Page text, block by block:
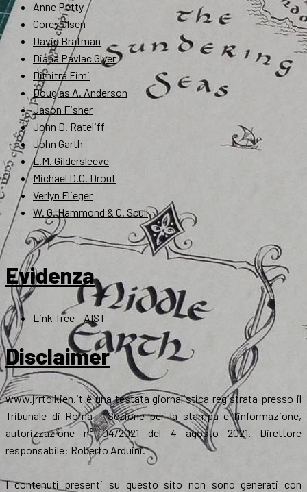
Anne Petty
Corey Olsen
David Bratman
Diana Pavlac Glyer
Dimitra Fimi
Douglas A. Anderson
Jason Fisher
John D. Rateliff
John Garth
L.M. Gildersleeve
Michael D.C. Drout
Verlyn Flieger
W. G. Hammond & C. Scull
Evidenza
Link Tree – AIST
Disclaimer
www.jrrtolkien.itè una testata giornalistica registrata presso il
Tribunale di Roma - Sezione per la stampa e l’informazione,
autorizzazione n° 04/2021 del 4 agosto 2021. Direttore
responsabile: Roberto Arduini.
I contenuti presenti su questo sito non sono generati con